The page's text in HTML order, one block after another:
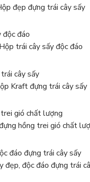
đẹp đựng trái cây sấy
Hộp trái cây sấy độc đáo
Kraft đựng trái cây sấy
hồng trei gió chất
đẹp, độc đáo đựng trái